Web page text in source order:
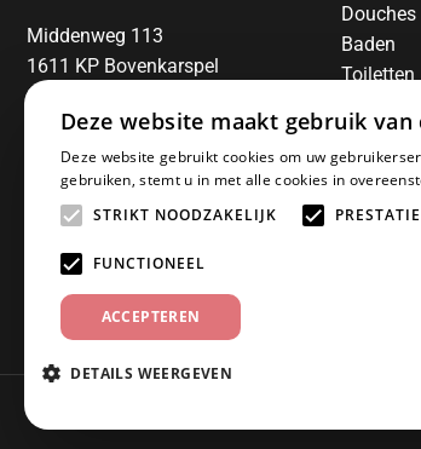
Middenweg 113
1611 KP Bovenkarspel
06-13850797
Douches
Baden
Toiletten
Spiegels
© 2025 Sanithuis
Deze website maakt gebruik van
Deze website gebruikt cookies om uw
gebruiken, stemt u in met alle cookies in
STRIKT NOODZAKELIJK
PRESTATIE
FUNCTIONEEL
ACCEPTEREN
DETAILS WEERGEVEN